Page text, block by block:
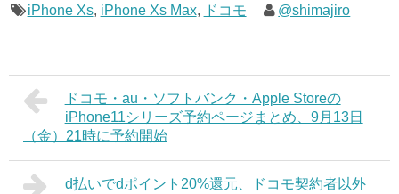
iPhone Xs, iPhone Xs Max, ドコモ @shimajiro
ドコモ・au・ソフトバンク・Apple Storeの
iPhone11シリーズ予約ページまとめ、9月13日
（金）21時に予約開始
d払いでdポイント20%還元、ドコモ契約者以外